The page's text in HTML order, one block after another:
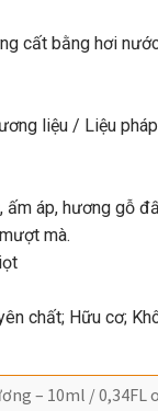
cất bằng hơi
liệu / Liệu
ấm áp, hương gỗ
mà.
chất; Hữu cơ;
– 10ml / 0,34FL